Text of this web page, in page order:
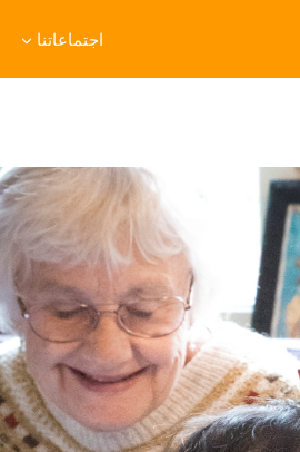
اجتماعاتنا